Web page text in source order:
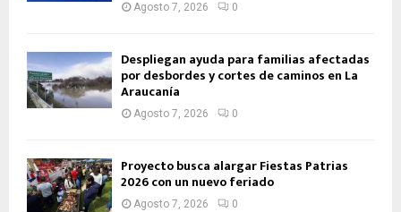
Agosto 7, 2026 0
Despliegan ayuda para familias afectadas
por desbordes y cortes de caminos en La
Araucanía
Agosto 7, 2026 0
Proyecto busca alargar Fiestas Patrias
2026 con un nuevo feriado
Agosto 7, 2026 0